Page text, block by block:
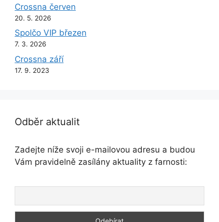
Crossna červen
20. 5. 2026
Spolčo VIP březen
7. 3. 2026
Crossna září
17. 9. 2023
Odběr aktualit
Zadejte níže svoji e-mailovou adresu a budou
Vám pravidelně zasílány aktuality z farnosti: